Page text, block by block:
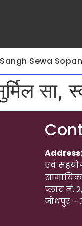
Sangh Sewa Sopan
सा,
Address:
एवं
प्लाट नं.
जोधपुर –